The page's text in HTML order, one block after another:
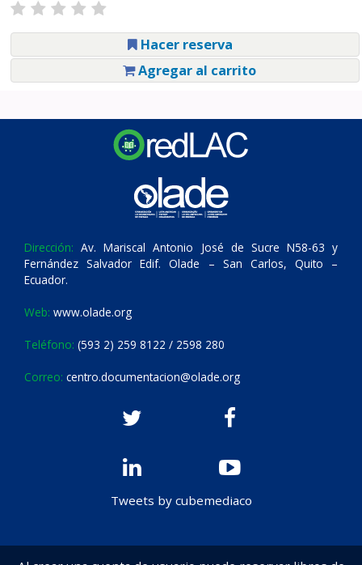
Hacer reserva
Agregar al carrito
Dirección: Av. Mariscal Antonio José de Sucre N58-63 y
Fernández Salvador Edif. Olade – San Carlos, Quito –
Ecuador.
Web: www.olade.org
Teléfono: (593 2) 259 8122 / 2598 280
Correo: centro.documentacion@olade.org
Tweets by cubemediaco